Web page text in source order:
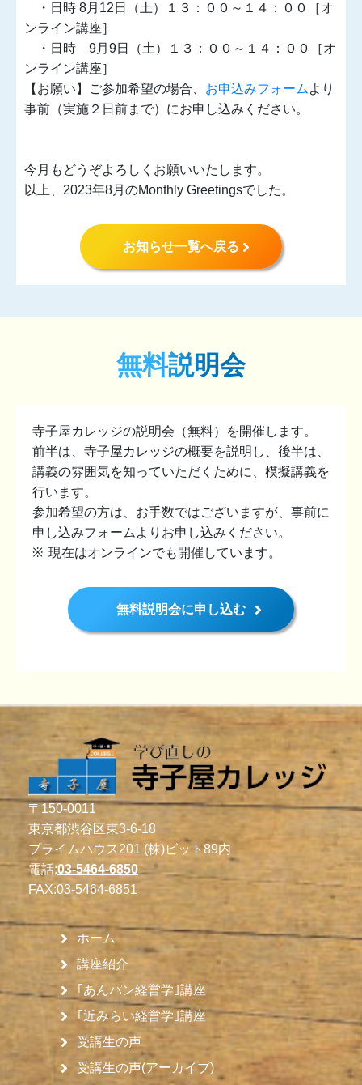
・日時 8月12日（土）１３：００～１４：００［オ
ンライン講座］
・日時 9月9日（土）１３：００～１４：００［オ
ンライン講座］
【お願い】ご参加希望の場合、 お申込みフォーム より
事前（実施２日前まで） にお申し込みください。
今月もどうぞよろしくお願いいたします。
以上、2023年8月のMonthly Greetingsでした。
お知らせ一覧へ戻る
無料説明会
寺子屋カレッジの説明会（無料）を開催します。
前半は、寺子屋カレッジの概要を説明し、後半は、
講義の雰囲気を知っていただくために、模擬講義を
行います。
参加希望の方は、お手数ではございますが、事前に
申し込みフォームよりお申し込みください。
現在はオンラインでも開催しています。
無料説明会に申し込む
〒150-0011
東京都渋谷区東3-6-18
プライムハウス201 (株)ビット89内
電話:03-5464-6850
FAX:03-5464-6851
ホーム
講座紹介
｢あんパン経営学｣講座
｢近みらい経営学｣講座
受講生の声
受講生の声(アーカイブ)